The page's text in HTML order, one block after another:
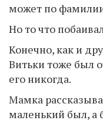
может по
Но то что
Конечно, как и
Витьки тоже был
его никогда.
Мамка
маленький был, а